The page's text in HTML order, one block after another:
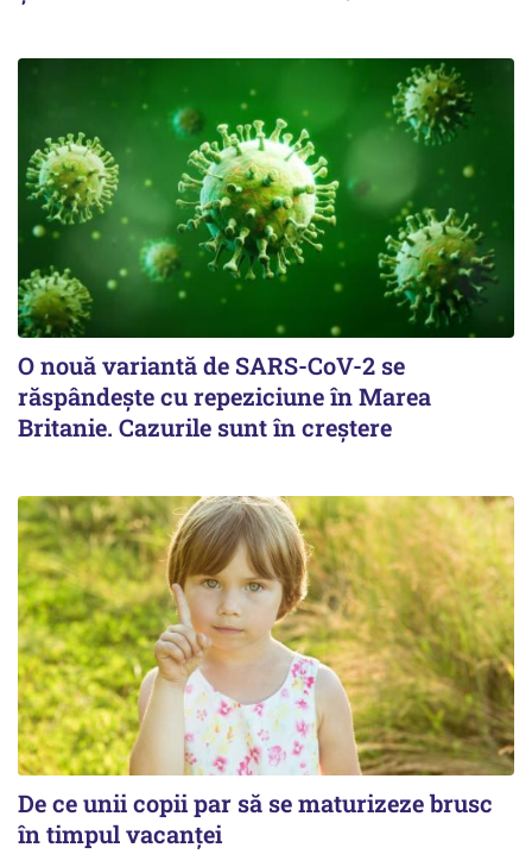
O nouă variantă de SARS-CoV-2 se
răspândește cu repeziciune în Marea
Britanie. Cazurile sunt în creștere
De ce unii copii par să se maturizeze brusc
în timpul vacanței